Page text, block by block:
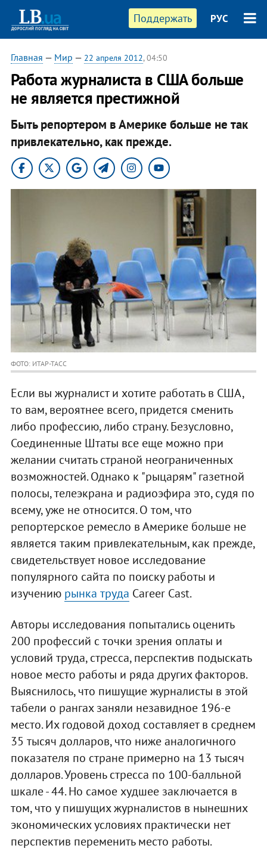
Поддержать РУС
Главная — Мир — 22 апреля 2012, 04:50
Работа журналиста в США больше
не является престижной
Быть репортером в Америке больше не так
привлекательно, как прежде.
ФОТО: ИТАР-ТАСС
Если вы журналист и хотите работать в США,
то вам, вероятнее всего, придется сменить
либо профессию, либо страну. Безусловно,
Соединенные Штаты все еще можно при
желании считать страной неограниченных
возможностей. Однако к "рыцарям" газетной
полосы, телеэкрана и радиоэфира это, судя по
всему, уже не относится. О том, что
репортерское ремесло в Америке больше не
является таким привлекательным, как прежде,
свидетельствует новое исследование
популярного сайта по поиску работы и
изучению рынка труда Career Cast.
Авторы исследования попытались оценить
200 профессий с точки зрения оплаты и
условий труда, стресса, перспектив подыскать
новое место работы и ряда других факторов.
Выяснилось, что пишущие журналисты в этой
табели о рангах заняли незавидное 196-е
место. Их годовой доход составляет в среднем
35 тысяч долларов, что ниже аналогичного
показателя по стране примерно на 13 тысяч
долларов. Уровень стресса по 100-балльной
шкале - 44. Но самое худшее заключается в
том, что у пишущих журналистов в нынешних
экономических условиях практически нет
перспектив переменить место работы.